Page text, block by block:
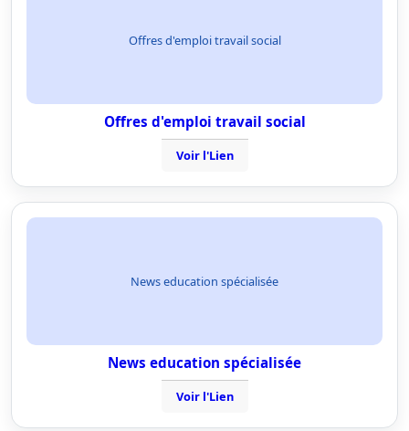
Offres d'emploi travail social
Offres d'emploi travail social
Voir l'Lien
News education spécialisée
News education spécialisée
Voir l'Lien